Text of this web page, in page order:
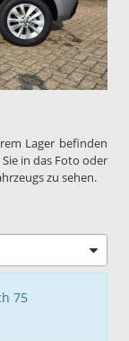
Lager befinden
in das Foto oder
zu sehen.
75